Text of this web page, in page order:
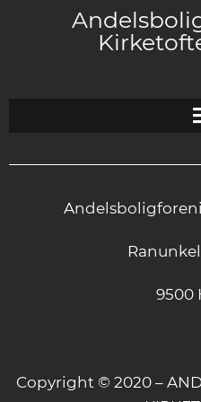
9500
Copyright © 2020 –